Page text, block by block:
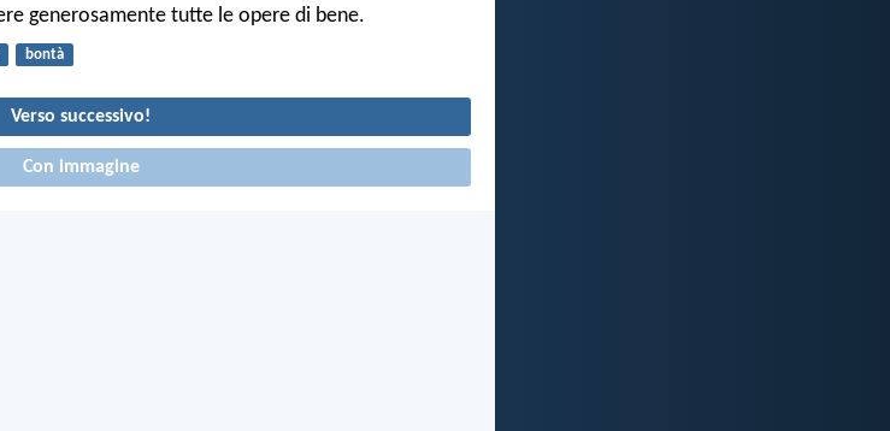
generosamente tutte le opere di bene.
bontà
Verso successivo!
Con immagine